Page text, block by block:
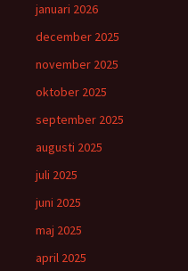
januari 2026
december 2025
november 2025
oktober 2025
september 2025
augusti 2025
juli 2025
juni 2025
maj 2025
april 2025